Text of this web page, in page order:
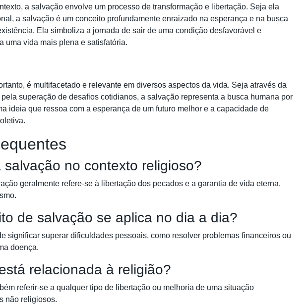
a salvação envolve um processo de transformação e libertação. Seja ela
a salvação é um conceito profundamente enraizado na esperança e na busca
Ela simboliza a jornada de sair de uma condição desfavorável e
uma vida mais plena e satisfatória.
é multifacetado e relevante em diversos aspectos da vida. Seja através da
superação de desafios cotidianos, a salvação representa a busca humana por
ideia que ressoa com a esperança de um futuro melhor e a capacidade de
salvação no contexto religioso?
geralmente refere-se à libertação dos pecados e a garantia de vida eterna,
de salvação se aplica no dia a dia?
significar superar dificuldades pessoais, como resolver problemas financeiros ou
doença.
relacionada à religião?
referir-se a qualquer tipo de libertação ou melhoria de uma situação
não religiosos.